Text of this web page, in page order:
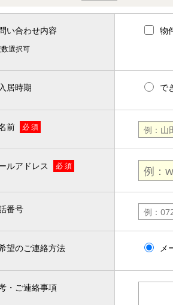
い合わせ内容
選択可
物
居時期 で
前 必 須
ルアドレス 必 須
番号
望のご連絡方法 メ
・ご連絡事項